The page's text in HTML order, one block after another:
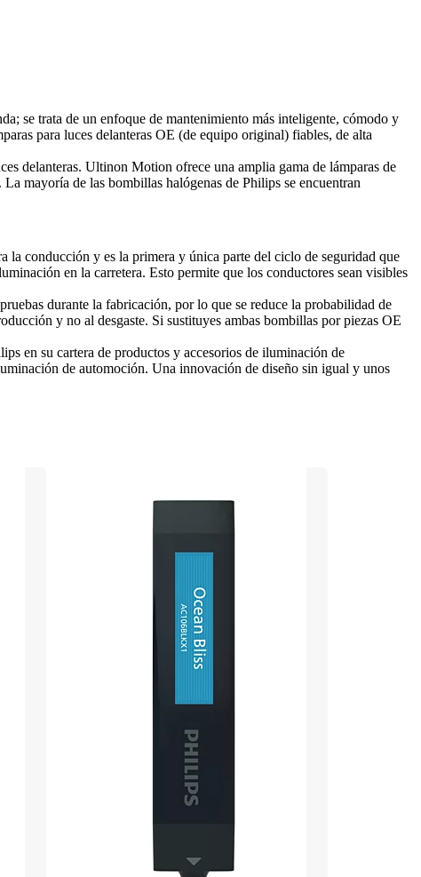
se trata de un enfoque de mantenimiento más inteligente, cómodo y
para luces delanteras OE (de equipo original) fiables, de alta
delanteras. Ultinon Motion ofrece una amplia gama de lámparas de
mayoría de las bombillas halógenas de Philips se encuentran
conducción y es la primera y única parte del ciclo de seguridad que
en la carretera. Esto permite que los conductores sean visibles
durante la fabricación, por lo que se reduce la probabilidad de
y no al desgaste. Si sustituyes ambas bombillas por piezas OE
en su cartera de productos y accesorios de iluminación de
de automoción. Una innovación de diseño sin igual y unos